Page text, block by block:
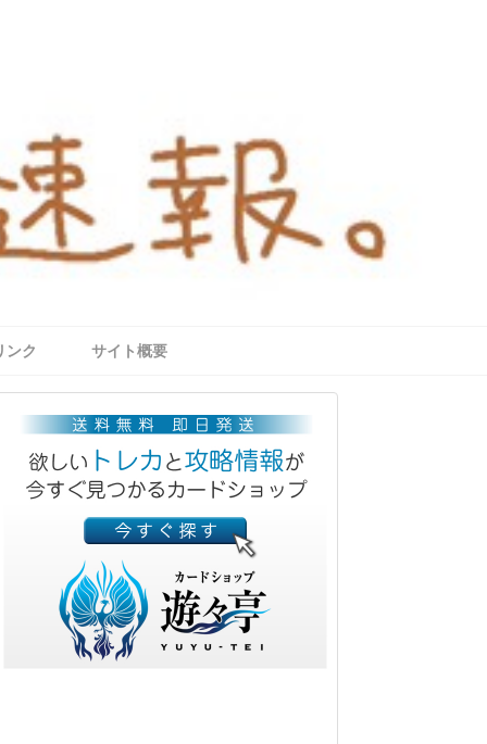
ンク サイト概要